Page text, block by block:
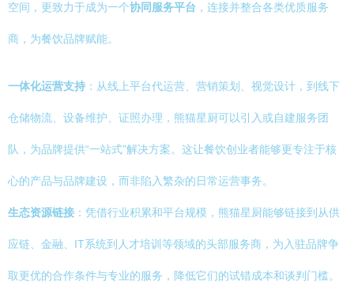
空间，更致力于成为一个协同服务平台 ，连接并整合各类优质服务
商，为餐饮品牌赋能。
一体化运营支持 ：从线上平台代运营、营销策划、视觉设计，到线下
仓储物流、设备维护、证照办理，熊猫星厨可以引入或自建服务团
队，为品牌提供“一站式”解决方案。这让餐饮创业者能够更专注于核
心的产品与品牌建设，而非陷入繁杂的日常运营事务。
生态资源链接 ：凭借行业积累和平台规模，熊猫星厨能够链接到从供
应链、金融、IT系统到人才培训等领域的头部服务商，为入驻品牌争
取更优的合作条件与专业的服务，降低它们的试错成本和谈判门槛。